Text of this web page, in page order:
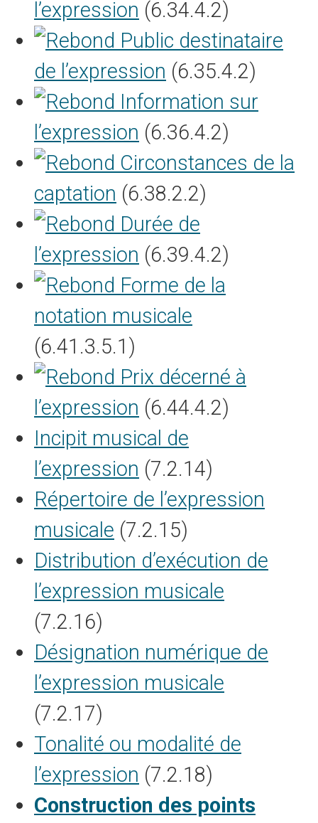
l’expression (6.34.4.2)
Public destinataire
de l’expression (6.35.4.2)
Information sur
l’expression (6.36.4.2)
Circonstances de la
captation (6.38.2.2)
Durée de
l’expression (6.39.4.2)
Forme de la
notation musicale
(6.41.3.5.1)
Prix décerné à
l’expression (6.44.4.2)
Incipit musical de
l’expression (7.2.14)
Répertoire de l’expression
musicale (7.2.15)
Distribution d’exécution de
l’expression musicale
(7.2.16)
Désignation numérique de
l’expression musicale
(7.2.17)
Tonalité ou modalité de
l’expression (7.2.18)
Construction des points